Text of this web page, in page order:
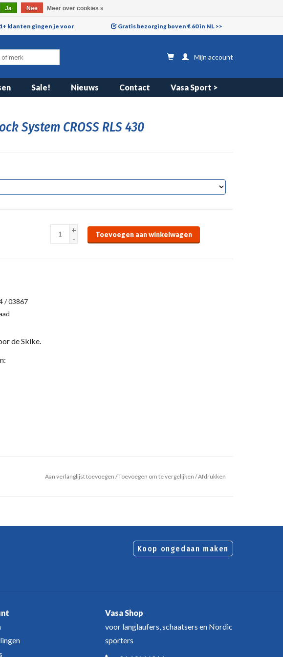
klanten gingen je voor Gratis bezorging boven € 60 in NL >>
Mijn account
Sale! Nieuws Contact Vasa Sport >
System CROSS RLS 430
+
-
Toevoegen aan winkelwagen
/ 03867
de Skike.
Aan verlanglijst toevoegen /Toevoegen om te vergelijken /Afdrukken
Koop ongedaan maken
Vasa Shop
voor langlaufers, schaatsers en Nordic
sporters
Ja Nee Meer over cookies »